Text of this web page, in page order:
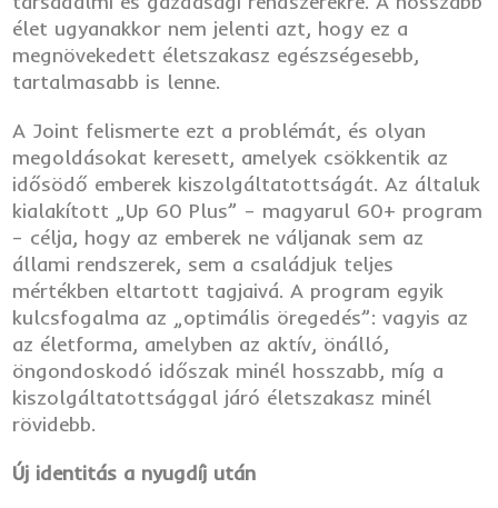
élet ugyanakkor nem jelenti azt, hogy ez a
megnövekedett életszakasz egészségesebb,
tartalmasabb is lenne.
A Joint felismerte ezt a problémát, és olyan
megoldásokat keresett, amelyek csökkentik az
idősödő emberek kiszolgáltatottságát. Az általuk
kialakított „Up 60 Plus” – magyarul 60+ program
– célja, hogy az emberek ne váljanak sem az
állami rendszerek, sem a családjuk teljes
mértékben eltartott tagjaivá. A program egyik
kulcsfogalma az „optimális öregedés”: vagyis az
az életforma, amelyben az aktív, önálló,
öngondoskodó időszak minél hosszabb, míg a
kiszolgáltatottsággal járó életszakasz minél
rövidebb.
Új identitás a nyugdíj után